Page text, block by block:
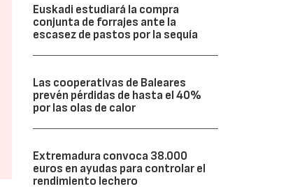
Euskadi estudiará la compra
conjunta de forrajes ante la
escasez de pastos por la sequía
Las cooperativas de Baleares
prevén pérdidas de hasta el 40%
por las olas de calor
Extremadura convoca 38.000
euros en ayudas para controlar el
rendimiento lechero